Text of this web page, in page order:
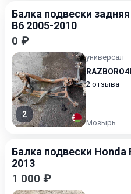
Балка подвески
B6 2005-2010
0 ₽
2
универсал
2 отзыва
Мозырь
Балка подвески Honda
2013
1 000 ₽